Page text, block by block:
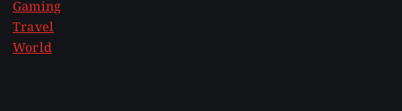
Gaming
Travel
World